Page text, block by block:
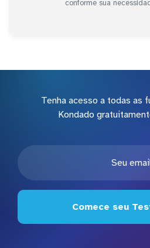
conforme sua
Tenha acesso a todas as
Kondado
Comece seu